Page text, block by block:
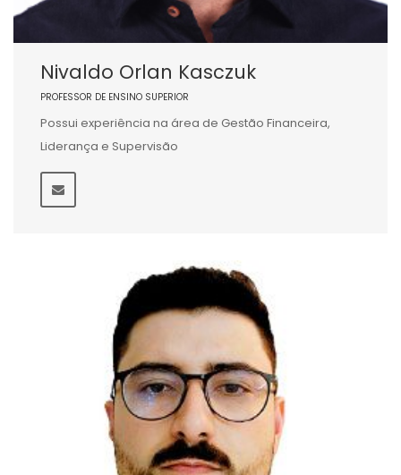
Nivaldo Orlan Kasczuk
PROFESSOR DE ENSINO SUPERIOR
Possui experiência na área de Gestão Financeira,
Liderança e Supervisão